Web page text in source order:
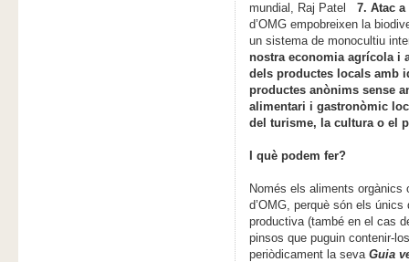
mundial, Raj Patel 7. Atac
d’OMG empobreixen la
un sistema de monocultiu
nostra economia agrícola i
dels productes locals amb
productes anònims sense
alimentari i gastronòmic
del turisme, la cultura o el
I què podem fer?
Només els aliments
d’OMG, perquè són els
productiva (també en el cas
pinsos que puguin contenir-
periòdicament la seva Guia